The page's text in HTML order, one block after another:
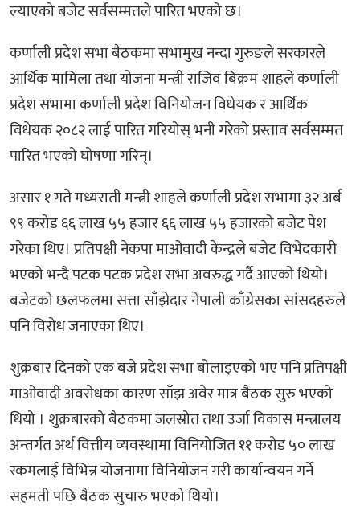
ल्याएको बजेट सर्वसम्मतले पारित भएको छ।
कर्णाली प्रदेश सभा बैठकमा सभामुख नन्दा गुरुङले सरकारले
आर्थिक मामिला तथा योजना मन्त्री राजिव बिक्रम शाहले कर्णाली
प्रदेश सभामा कर्णाली प्रदेश विनियोजन विधेयक र आर्थिक
विधेयक २०८२ लाई पारित गरियोस् भनी गरेको प्रस्ताव सर्वसम्मत
पारित भएको घोषणा गरिन्।
असार १ गते मध्यराती मन्त्री शाहले कर्णाली प्रदेश सभामा ३२ अर्ब
९९ करोड ६६ लाख ५५ हजार ६६ लाख ५५ हजारको बजेट पेश
गरेका थिए। प्रतिपक्षी नेकपा माओवादी केन्द्रले बजेट विभेदकारी
भएको भन्दै पटक पटक प्रदेश सभा अवरुद्ध गर्दै आएको थियो।
बजेटको छलफलमा सत्ता साँझेदार नेपाली काँग्रेसका सांसदहरुले
पनि विरोध जनाएका थिए।
शुक्रबार दिनको एक बजे प्रदेश सभा बोलाइएको भए पनि प्रतिपक्षी
माओवादी अवरोधका कारण साँझ अवेर मात्र बैठक सुरु भएको
थियो । शुक्रबारको बैठकमा जलस्रोत तथा उर्जा विकास मन्त्रालय
अन्तर्गत अर्थ वित्तीय व्यवस्थामा विनियोजित ११ करोड ५० लाख
रकमलाई विभिन्न योजनामा विनियोजन गरी कार्यान्वयन गर्ने
सहमती पछि बैठक सुचारु भएको थियो।